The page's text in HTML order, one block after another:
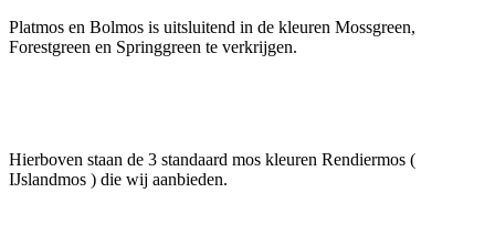
Platmos en Bolmos is uitsluitend in de kleuren Mossgreen,
Forestgreen en Springgreen te verkrijgen.
Hierboven staan de 3 standaard mos kleuren Rendiermos (
IJslandmos ) die wij aanbieden.